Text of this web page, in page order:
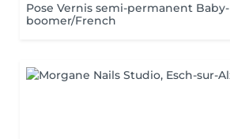
Pose Vernis semi-permanent Baby-
boomer/French